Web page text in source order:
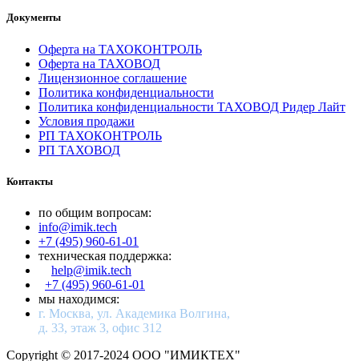
Документы
Оферта на ТАХОКОНТРОЛЬ
Оферта на ТАХОВОД
Лицензионное соглашение
Политика конфиденциальности
Политика конфиденциальности ТАХОВОД Ридер Лайт
Условия продажи
РП ТАХОКОНТРОЛЬ
РП ТАХОВОД
Контакты
по общим вопросам:
info@imik.tech
+7 (495) 960-61-01
техническая поддержка:
help@imik.tech
+7 (495) 960-61-01
мы находимся:
г. Москва, ул. Академика Волгина,
д. 33, этаж 3, офис 312
Copyright © 2017-2024 ООО "ИМИКТЕХ"